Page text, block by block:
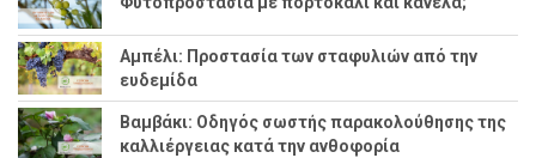
Αμπέλι: Προστασία των σταφυλιών από την
ευδεμίδα
Βαμβάκι: Οδηγός σωστής παρακολούθησης της
καλλιέργειας κατά την ανθοφορία